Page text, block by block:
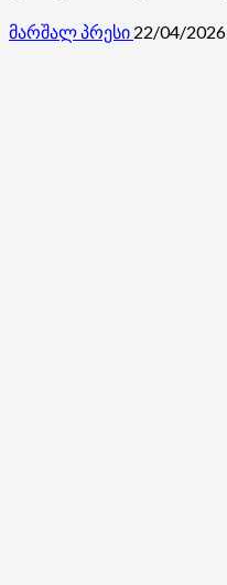
მარშალ პრესი 22/04/2026